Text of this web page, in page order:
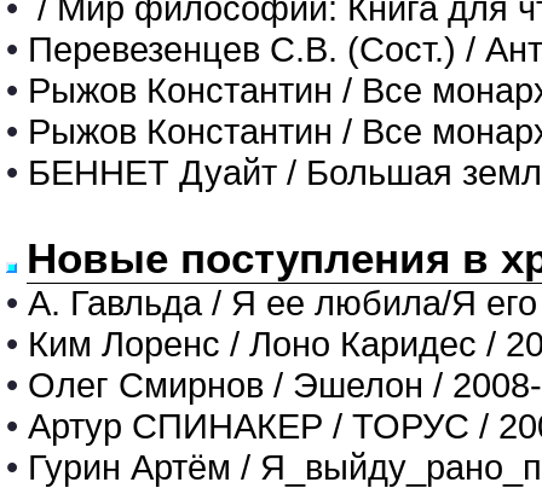
• Перевезенцев С.В. (Сост.) /
• Рыжов Константин / Все
• Рыжов Константин / Все
• БЕННЕТ Дуайт / Большая
Новые поступления в
• А. Гавльда / Я ее любила/Я
• Ким Лоренс / Лоно Каридес /
• Олег Смирнов / Эшелон /
• Артур СПИНАКЕР / ТОРУС /
• Гурин Артём /